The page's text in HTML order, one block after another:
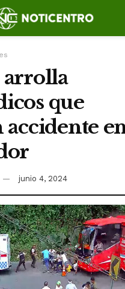
arrolla
que
accidente
junio 4, 2024